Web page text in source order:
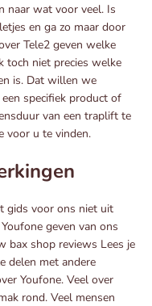
naar wat voor veel. Is
en ga zo maar door
Tele2 geven welke
toch niet precies welke
is. Dat willen we
specifiek product of
van een traplift te
voor u te vinden.
gids voor ons niet uit
geven van ons
bax shop reviews Lees je
delen met andere
Youfone. Veel over
rond. Veel mensen